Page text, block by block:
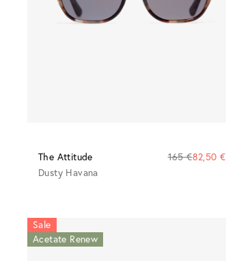
The Attitude 165 €82,50 €
Dusty Havana
Sale
Acetate Renew